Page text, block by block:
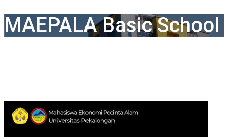
MAEPALA Basic School